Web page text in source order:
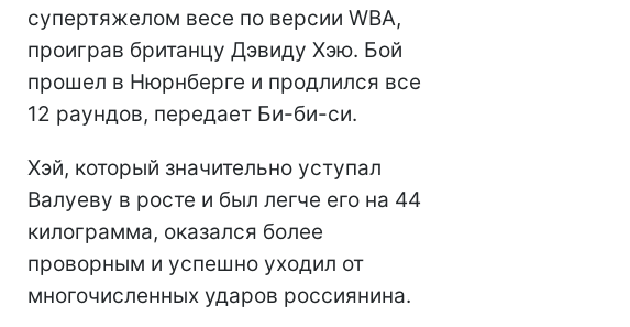
супертяжелом весе по версии WBA,
проиграв британцу Дэвиду Хэю. Бой
прошел в Нюрнберге и продлился все
12 раундов, передает Би-би-си.
Хэй, который значительно уступал
Валуеву в росте и был легче его на 44
килограмма, оказался более
проворным и успешно уходил от
многочисленных ударов россиянина.